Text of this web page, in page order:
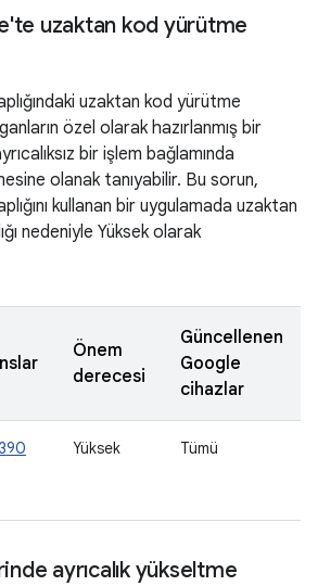
uzaktan kod yürütme
uzaktan kod yürütme
özel olarak hazırlanmış bir
bir işlem bağlamında
olanak tanıyabilir. Bu sorun,
kullanan bir uygulamada uzaktan
nedeniyle Yüksek olarak
Önem
derecesi
Güncellenen
Google
cihazlar
Yüksek Tümü
ayrıcalık yükseltme